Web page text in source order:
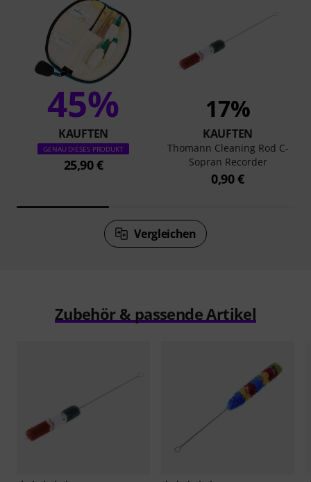
45%
KAUFTEN
GENAU DIESES PRODUKT
25,90 €
17%
KAUFTEN
Thomann Cleaning Rod C-
Sopran Recorder
0,90 €
Vergleichen
Zubehör & passende Artikel